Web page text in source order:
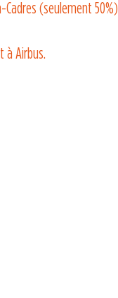
Cadres (seulement 50%)
à Airbus.